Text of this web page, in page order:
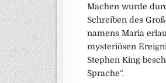
Machen wurde
Schreiben des
namens Maria
mysteriösen
Stephen King
Sprache“.